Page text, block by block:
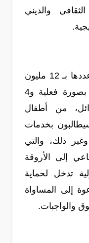
والديني
إن العمالة الأجنبية التي يقدر عددها بـ 12 مليون
يوجد بينهم 8 ملايين يعملون بصورة فعلية و4
من أطفال
بخدمات
ذلك، والتي
إلى الأروقة
تدخل لحماية
إلى المساواة
والواجبات.